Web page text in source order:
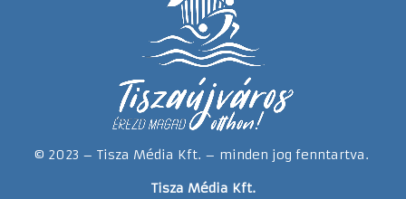
© 2023 – Tisza Média Kft. – minden jog fenntartva.
Tisza Média Kft.